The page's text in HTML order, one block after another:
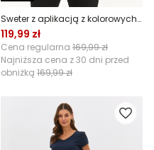
Sweter z aplikacją z kolorowych kryształków
119,99 zł
Cena regularna 169,99 zł
Najniższa cena z 30 dni przed
obniżką 169,99 zł